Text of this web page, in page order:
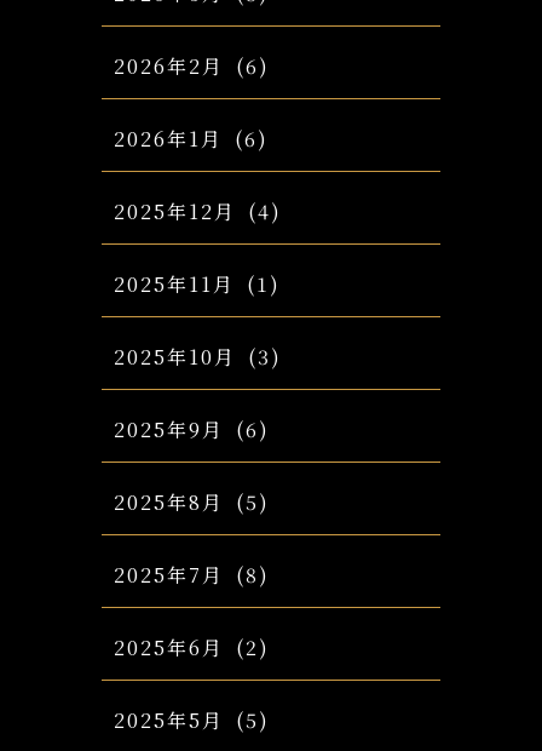
2026年2月 (6)
2026年1月 (6)
2025年12月 (4)
2025年11月 (1)
2025年10月 (3)
2025年9月 (6)
2025年8月 (5)
2025年7月 (8)
2025年6月 (2)
2025年5月 (5)